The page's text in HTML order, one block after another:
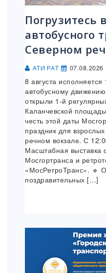
Погрузитесь
автобусного
Северном
АТИ РАТ 07.08.2026
8 августа
автобусному
открыли 1-й
Каланчевской
честь этой даты
праздник для
речном вокзале. С
Масштабная
Мосгортранса и
«МосРетроТранс». 🔹
поздравительных […]